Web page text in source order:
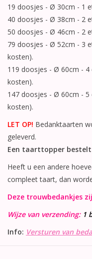
19 doosjes - Ø 30cm - 1
40 doosjes - Ø 38cm - 2
50 doosjes - Ø 46cm - 2
79 doosjes - Ø 52cm - 3
kosten).
119 doosjes - Ø 60cm -
kosten).
147 doosjes - Ø 60cm -
kosten).
LET OP! Bedanktaarten
geleverd.
Een taarttopper
Heeft u een andere
compleet taart, dan
Deze trouwbedankjes
Wijze van verzending:1
Info: Versturen van